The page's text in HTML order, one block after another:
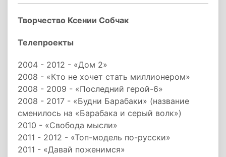
Творчество Ксении Собчак
Телепроекты
2004 - 2012 - «Дом 2»
2008 - «Кто не хочет стать миллионером»
2008 - 2009 - «Последний герой-6»
2008 - 2017 - «Будни Барабаки» (название
сменилось на «Барабака и серый волк»)
2010 - «Свобода мысли»
2011 - 2012 - «Топ-модель по-русски»
2011 - «Давай поженимся»